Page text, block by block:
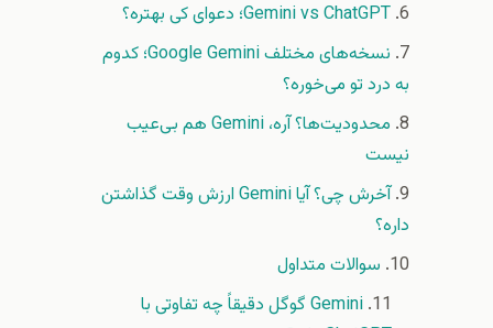
Gemini vs ChatGPT؛ دعوای کی بهتره؟
نسخه‌های مختلف Google Gemini؛ کدوم
به درد تو می‌خوره؟
محدودیت‌ها؟ آره، Gemini هم بی‌عیب
نیست
آخرش چی؟ آیا Gemini ارزش وقت گذاشتن
داره؟
سوالات متداول
Gemini گوگل دقیقاً چه تفاوتی با